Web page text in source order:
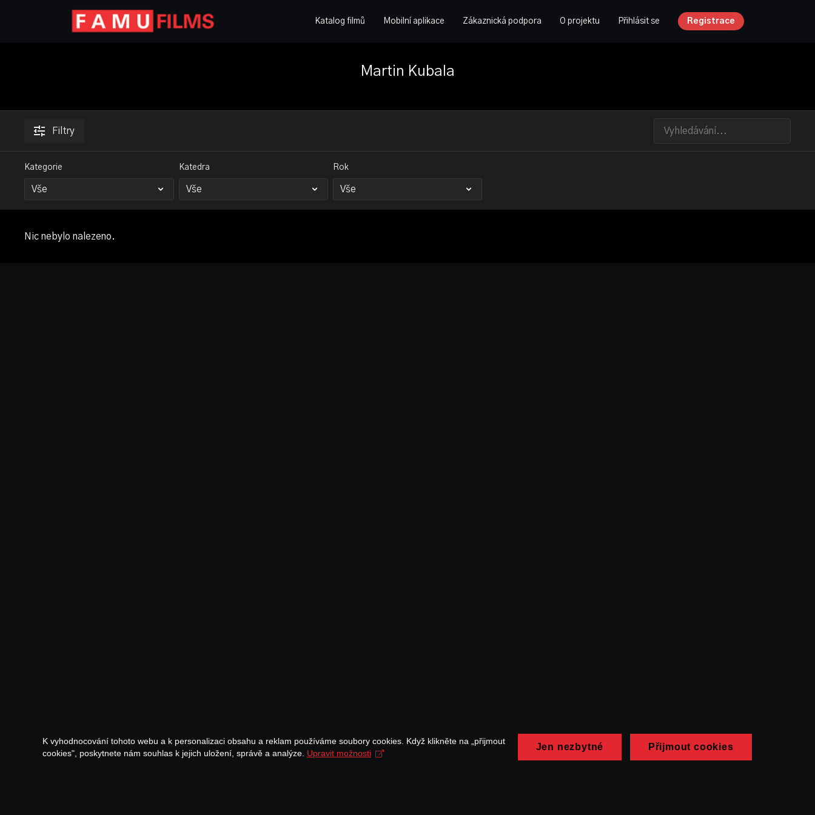
Katalog filmů Mobilní aplikace Zákaznická podpora O projektu Přihlásit se Registrace
Martin Kubala
Filtry
Kategorie Katedra Rok
Nic nebylo nalezeno.
K vyhodnocování tohoto webu a k personalizaci obsahu a reklam používáme soubory cookies. Když klikněte na „přijmout
cookies", poskytnete nám souhlas k jejich uložení, správě a analýze. Upravit možnosti
Jen nezbytné Přijmout cookies